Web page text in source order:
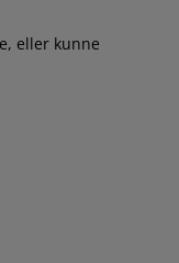
eller kunne